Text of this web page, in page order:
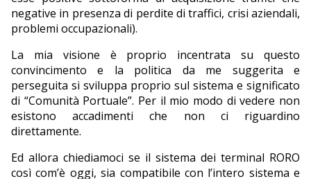
negative in presenza di perdite di traffici, crisi aziendali,
problemi occupazionali).
La mia visione è proprio incentrata su questo
convincimento e la politica da me suggerita e
perseguita si sviluppa proprio sul sistema e significato
di “Comunità Portuale”. Per il mio modo di vedere non
esistono accadimenti che non ci riguardino
direttamente.
Ed allora chiediamoci se il sistema dei terminal RORO
così com’è oggi, sia compatibile con l’intero sistema e